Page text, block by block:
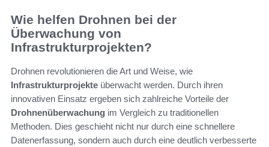
Wie helfen Drohnen bei der
Überwachung von
Infrastrukturprojekten?
Drohnen revolutionieren die Art und Weise, wie
Infrastrukturprojekte überwacht werden. Durch ihren
innovativen Einsatz ergeben sich zahlreiche Vorteile der
Drohnenüberwachung im Vergleich zu traditionellen
Methoden. Dies geschieht nicht nur durch eine schnellere
Datenerfassung, sondern auch durch eine deutlich verbesserte